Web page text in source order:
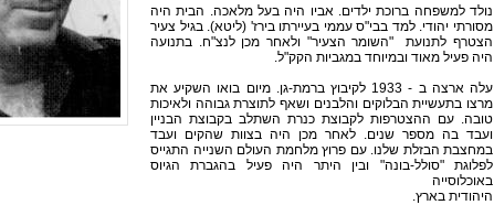
נולד למשפחה ברוכת ילדים. אביו היה בעל מלאכה. הבית היה
מסורתי יהודי. למד בבי"ס עממי בעיירתו בירז' (ליטא). בגיל צעיר
הצטרף לתנועת ‏ ‏"השומר הצעיר" ולאחר מכן לנצ"ח. בתנועה
היה פעיל מאוד ובמיוחד ‏במגביות הקק"ל.‏
עלה ארצה ב - 1933 לקיבוץ ברמת-גן. מיום בואו השקיע את
מרצו בתעשיית הבלוקים והלבנים ושאף לתוצרת גבוהה ולאיכות
טובה. עם ההצטרפות ‏לקבוצת כנרת השתלב בקבוצת הבניין
ועבד בה מספר שנים. לאחר מכן היה בצוות שהקים ועבד
במחצבת הבזלת שלנו. עם פרוץ מלחמת העולם השנייה ‏התגייס
לפלוגת "סולל-בונה" ובין היתר היה פעיל בהגברת הגיוס
באוכלוסייה
היהודית בארץ.‏